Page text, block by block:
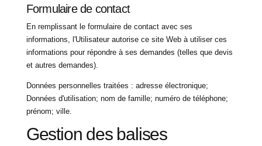
Formulaire de contact
En remplissant le formulaire de contact avec ses
informations, l'Utilisateur autorise ce site Web à utiliser ces
informations pour répondre à ses demandes (telles que devis
et autres demandes).
Données personnelles traitées : adresse électronique;
Données d'utilisation; nom de famille; numéro de téléphone;
prénom; ville.
Gestion des balises